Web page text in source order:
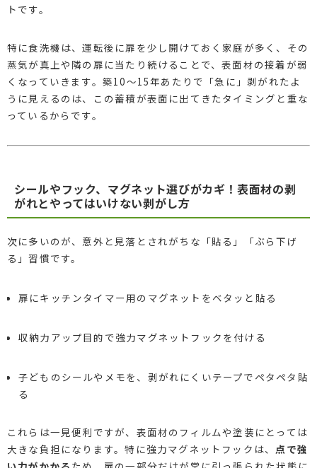
トです。
特に食洗機は、運転後に扉を少し開けておく家庭が多く、その
蒸気が真上や隣の扉に当たり続けることで、表面材の接着が弱
くなっていきます。築10〜15年あたりで「急に」剥がれたよ
うに見えるのは、この蓄積が表面に出てきたタイミングと重な
っているからです。
シールやフック、マグネット選びがカギ！表面材の剥
がれとやってはいけない剥がし方
次に多いのが、意外と見落とされがちな「貼る」「ぶら下げ
る」習慣です。
扉にキッチンタイマー用のマグネットをベタッと貼る
収納力アップ目的で強力マグネットフックを付ける
子どものシールやメモを、剥がれにくいテープでペタペタ貼
る
これらは一見便利ですが、表面材のフィルムや塗装にとっては
大きな負担になります。特に強力マグネットフックは、 点で強